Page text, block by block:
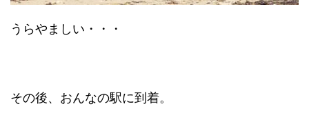
うらやましい・・・
その後、おんなの駅に到着。